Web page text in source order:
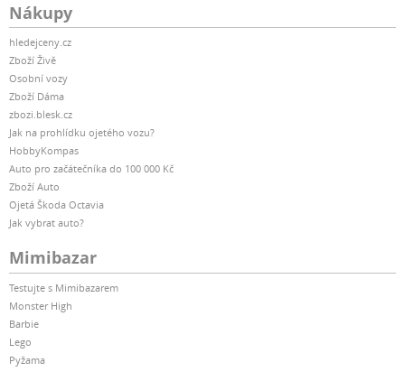
Nákupy
hledejceny.cz
Zboží Živě
Osobní vozy
Zboží Dáma
zbozi.blesk.cz
Jak na prohlídku ojetého vozu?
HobbyKompas
Auto pro začátečníka do 100 000 Kč
Zboží Auto
Ojetá Škoda Octavia
Jak vybrat auto?
Mimibazar
Testujte s Mimibazarem
Monster High
Barbie
Lego
Pyžama